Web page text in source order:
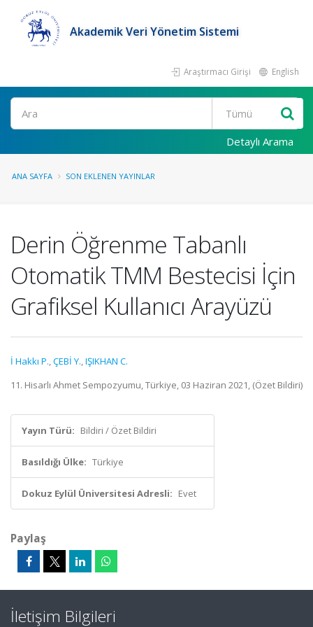
Akademik Veri Yönetim Sistemi
Araştırmacı Girişi English
Ara
Detaylı Arama
ANA SAYFA SON EKLENEN YAYINLAR
Derin Öğrenme Tabanlı
Otomatik TMM Bestecisi İçin
Grafiksel Kullanıcı Arayüzü
İ Hakkı P.,ÇEBİ Y.,IŞIKHAN C.
11. Hisarlı Ahmet Sempozyumu, Türkiye, 03 Haziran 2021, (Özet Bildiri)
Yayın Türü: Bildiri / Özet Bildiri
Basıldığı Ülke: Türkiye
Dokuz Eylül Üniversitesi Adresli: Evet
Paylaş
İletişim Bilgileri